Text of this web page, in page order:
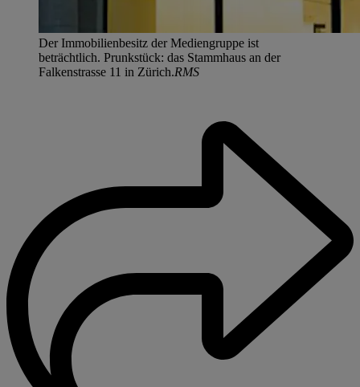
Der Immobilienbesitz der Mediengruppe ist
beträchtlich. Prunkstück: das Stammhaus an der
Falkenstrasse 11 in Zürich.RMS